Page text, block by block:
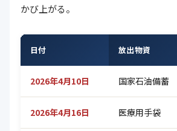
かび上がる。
日付 放出物資
2026年4月10日 国家石油備蓄
2026年4月16日 医療用手袋